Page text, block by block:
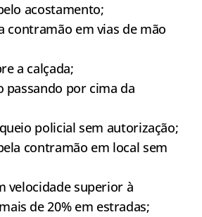
acostamento;
contramão em vias de mão
a calçada;
passando por cima da
policial sem autorização;
contramão em local sem
velocidade superior à
de 20% em estradas;